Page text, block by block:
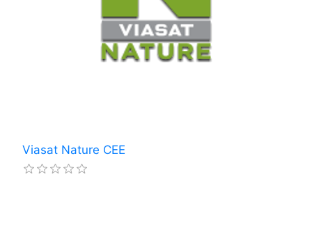
Viasat Nature CEE